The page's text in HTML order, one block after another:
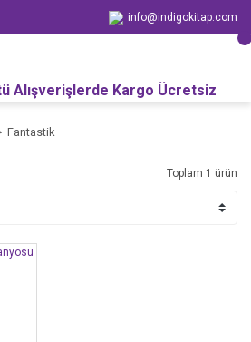
info@indigokitap.com
Kargo Ücretsiz
Fantastik
Toplam 1 ürün